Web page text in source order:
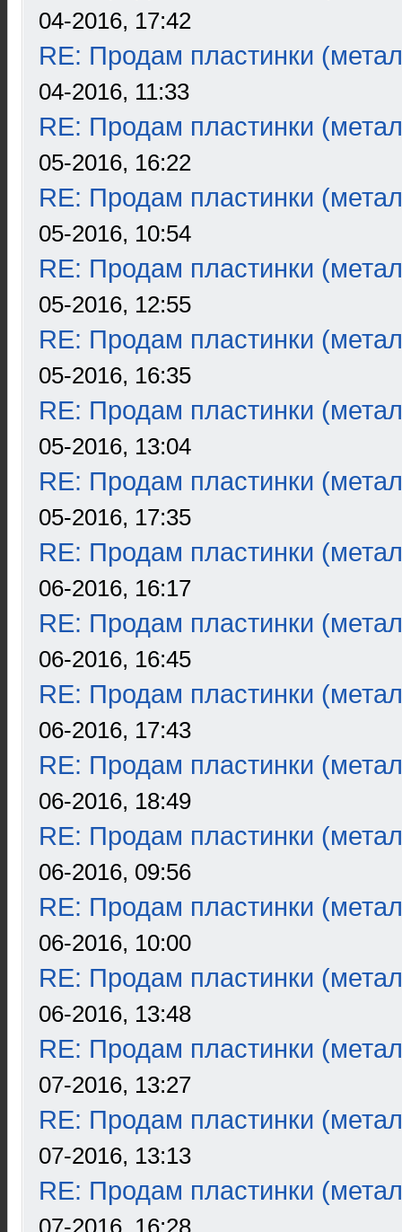
04-2016, 17:42
RE: Продам пластинки
04-2016, 11:33
RE: Продам пластинки
05-2016, 16:22
RE: Продам пластинки
05-2016, 10:54
RE: Продам пластинки
05-2016, 12:55
RE: Продам пластинки
05-2016, 16:35
RE: Продам пластинки
05-2016, 13:04
RE: Продам пластинки
05-2016, 17:35
RE: Продам пластинки
06-2016, 16:17
RE: Продам пластинки
06-2016, 16:45
RE: Продам пластинки
06-2016, 17:43
RE: Продам пластинки
06-2016, 18:49
RE: Продам пластинки
06-2016, 09:56
RE: Продам пластинки
06-2016, 10:00
RE: Продам пластинки
06-2016, 13:48
RE: Продам пластинки
07-2016, 13:27
RE: Продам пластинки
07-2016, 13:13
RE: Продам пластинки
07-2016, 16:28